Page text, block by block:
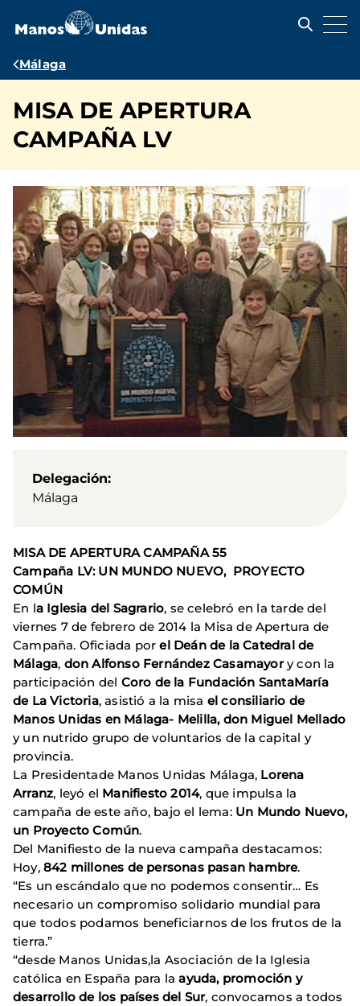
contenido
Ruta
navegación
Málaga
MISA DE APERTURA
CAMPAÑA LV
Delegación
Málaga
MISA DE APERTURA CAMPAÑA 55
Campaña LV: UN MUNDO NUEVO, PROYECTO
COMÚN
En la Iglesia del Sagrario, se celebró en la tarde del
viernes 7 de febrero de 2014 la Misa de Apertura de
Campaña. Oficiada porel Deán de la Catedral de
Málaga, don Alfonso Fernández Casamayory con la
participación del Coro de la Fundación SantaMaría
de La Victoria, asistió a la misa el consiliario de
Manos Unidas en Málaga- Melilla, don Miguel Mellado
y un nutrido grupo de voluntarios de la capital y
provincia.
La Presidentade Manos Unidas Málaga, Lorena
Arranz, leyó el Manifiesto 2014, que impulsa la
campaña de este año, bajo el lema: Un Mundo Nuevo,
un Proyecto Común.
Del Manifiesto de la nueva campaña destacamos:
Hoy, 842 millones de personas pasan hambre.
“Es un escándalo que no podemos consentir… Es
necesario un compromiso solidario mundial para
que todos podamos beneficiarnos de los frutos de la
tierra.”
“desde Manos Unidas,la Asociación de la Iglesia
católica en España para laayuda, promoción y
desarrollo de los países del Sur, convocamos a todos